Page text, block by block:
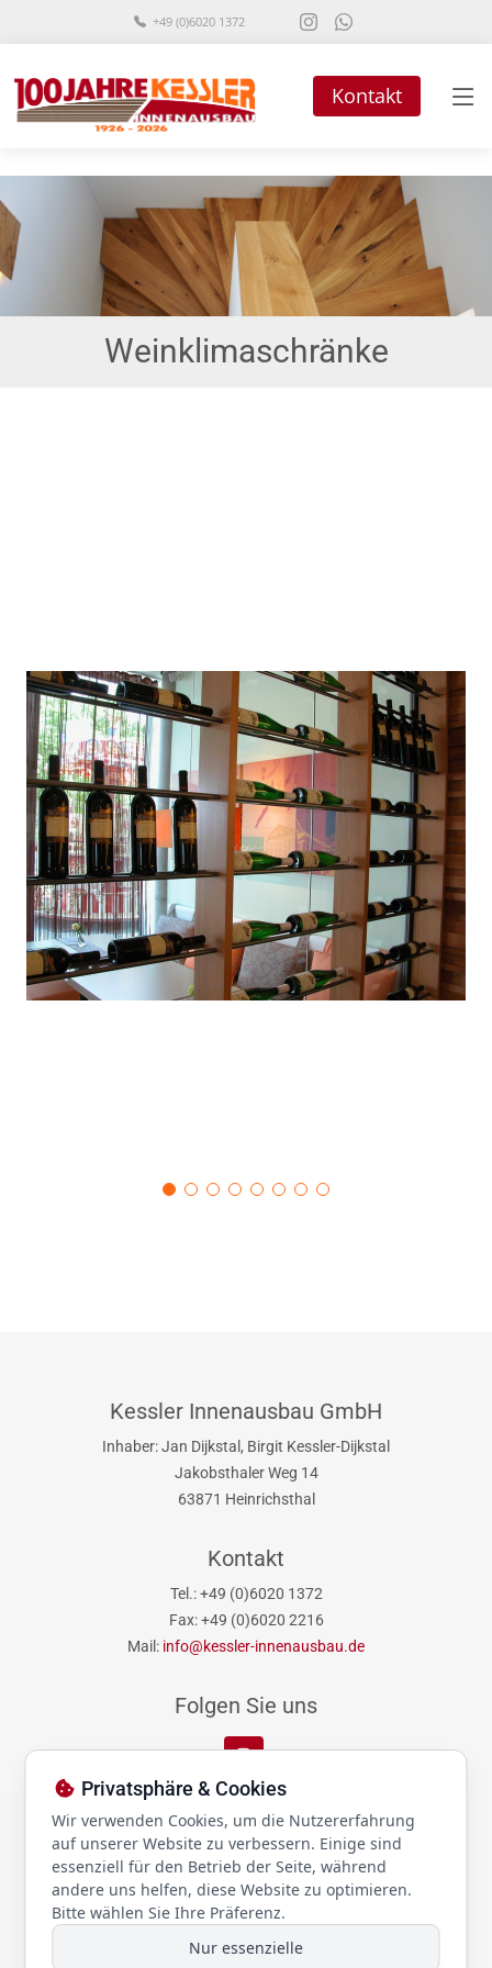
+49 (0)6020 1372
Kontakt
Weinklimaschränke
Kessler Innenausbau GmbH
Inhaber: Jan Dijkstal, Birgit Kessler-Dijkstal
Jakobsthaler Weg 14
63871 Heinrichsthal
Kontakt
Tel.: +49 (0)6020 1372
Fax: +49 (0)6020 2216
Mail: info@kessler-innenausbau.de
Folgen Sie uns
Links
Datenschutz
Impressum
Privatsphäre & Cookies
Wir verwenden Cookies, um die Nutzererfahrung
auf unserer Website zu verbessern. Einige sind
essenziell für den Betrieb der Seite, während
andere uns helfen, diese Website zu optimieren.
Bitte wählen Sie Ihre Präferenz.
Nur essenzielle